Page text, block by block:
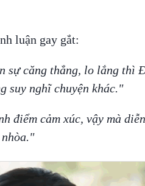
luận gay gắt:
sự căng thẳng, lo lắng thì
suy nghĩ chuyện khác."
điểm cảm xúc, vậy mà